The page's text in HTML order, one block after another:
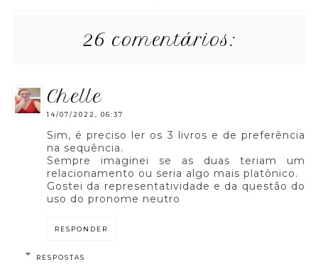
26 comentários:
chelle
14/07/2022, 06:37
Sim, é preciso ler os 3 livros e de preferência
na sequência.
Sempre imaginei se as duas teriam um
relacionamento ou seria algo mais platônico.
Gostei da representatividade e da questão do
uso do pronome neutro
RESPONDER
RESPOSTAS